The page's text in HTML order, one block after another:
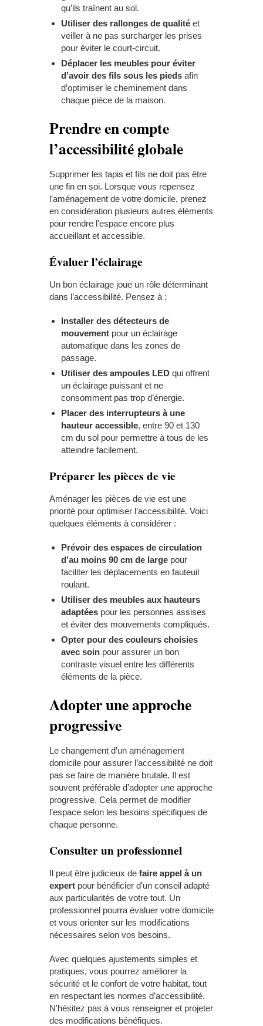
qu’ils traînent au sol.
Utiliser des rallonges de qualité et
veiller à ne pas surcharger les prises
pour éviter le court-circuit.
Déplacer les meubles pour éviter
d’avoir des fils sous les pieds afin
d’optimiser le cheminement dans
chaque pièce de la maison.
Prendre en compte
l’accessibilité globale
Supprimer les tapis et fils ne doit pas être
une fin en soi. Lorsque vous repensez
l’aménagement de votre domicile, prenez
en considération plusieurs autres éléments
pour rendre l’espace encore plus
accueillant et accessible.
Évaluer l’éclairage
Un bon éclairage joue un rôle déterminant
dans l’accessibilité. Pensez à :
Installer des détecteurs de
mouvement pour un éclairage
automatique dans les zones de
passage.
Utiliser des ampoules LED qui offrent
un éclairage puissant et ne
consomment pas trop d’énergie.
Placer des interrupteurs à une
hauteur accessible, entre 90 et 130
cm du sol pour permettre à tous de les
atteindre facilement.
Préparer les pièces de vie
Aménager les pièces de vie est une
priorité pour optimiser l’accessibilité. Voici
quelques éléments à considérer :
Prévoir des espaces de circulation
d’au moins 90 cm de large pour
faciliter les déplacements en fauteuil
roulant.
Utiliser des meubles aux hauteurs
adaptées pour les personnes assises
et éviter des mouvements compliqués.
Opter pour des couleurs choisies
avec soin pour assurer un bon
contraste visuel entre les différents
éléments de la pièce.
Adopter une approche
progressive
Le changement d’un aménagement
domicile pour assurer l’accessibilité ne doit
pas se faire de manière brutale. Il est
souvent préférable d’adopter une approche
progressive. Cela permet de modifier
l’espace selon les besoins spécifiques de
chaque personne.
Consulter un professionnel
Il peut être judicieux de faire appel à un
expert pour bénéficier d’un conseil adapté
aux particularités de votre tout. Un
professionnel pourra évaluer votre domicile
et vous orienter sur les modifications
nécessaires selon vos besoins.
Avec quelques ajustements simples et
pratiques, vous pourrez améliorer la
sécurité et le confort de votre habitat, tout
en respectant les normes d’accessibilité.
N’hésitez pas à vous renseigner et projeter
des modifications bénéfiques.